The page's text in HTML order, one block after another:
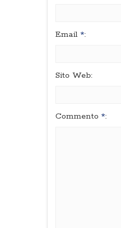
Email *:
Sito Web:
Commento *: